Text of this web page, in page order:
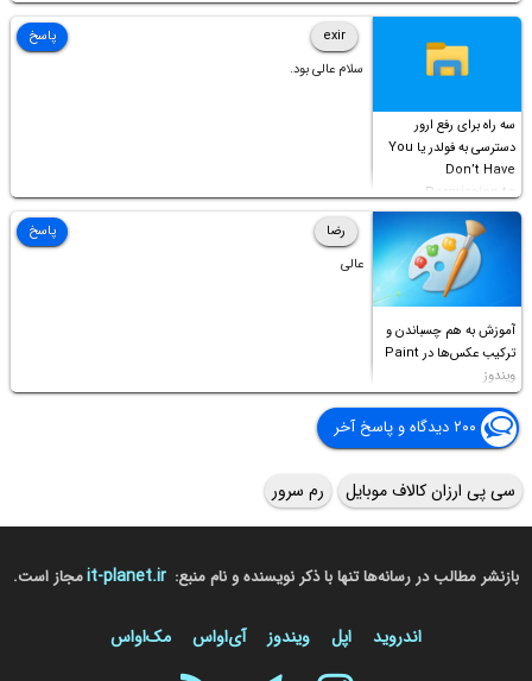
Access this folder
سه راه برای رفع ارور
دسترسی به فولدر یا You
Don’t Have
Permission to
Access this folder
exir
سلام عالی بود.
پاسخ
آموزش به هم چسباندن و
ترکیب عکس‌ها در Paint
ویندوز
رضا
عالی
پاسخ
۲۰۰ دیدگاه و پاسخ آخر
سی پی ارزان کالاف موبایل رم سرور
بازنشر مطالب در رسانه‌ها تنها با ذکر نویسنده و نام منبع: it-planet.irمجاز است.
اندروید اپل ویندوز آی‌او‌اس مک‌او‌اس